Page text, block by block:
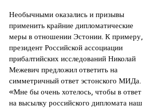
Необычными оказались и призывы
применить крайние дипломатические
меры в отношении Эстонии. К примеру,
президент Российской ассоциации
прибалтийских исследований Николай
Межевич предложил ответить на
симметричный ответ эстонского МИДа.
«Мне бы очень хотелось, чтобы в ответ
на высылку российского дипломата наш